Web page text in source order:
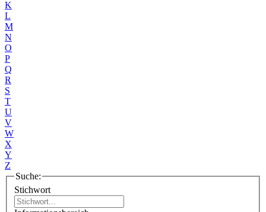
K
L
M
N
O
P
Q
R
S
T
U
V
W
X
Y
Z
Suche:
Stichwort